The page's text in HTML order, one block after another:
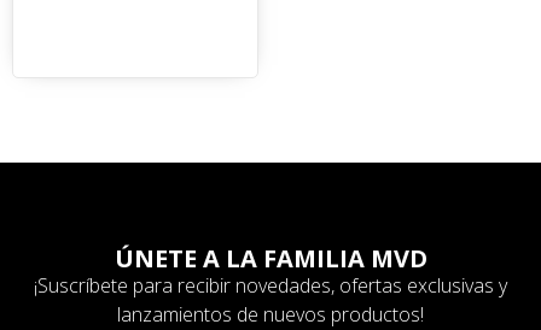
ÚNETE A LA FAMILIA MVD
¡Suscríbete para recibir novedades, ofertas exclusivas y
lanzamientos de nuevos productos!